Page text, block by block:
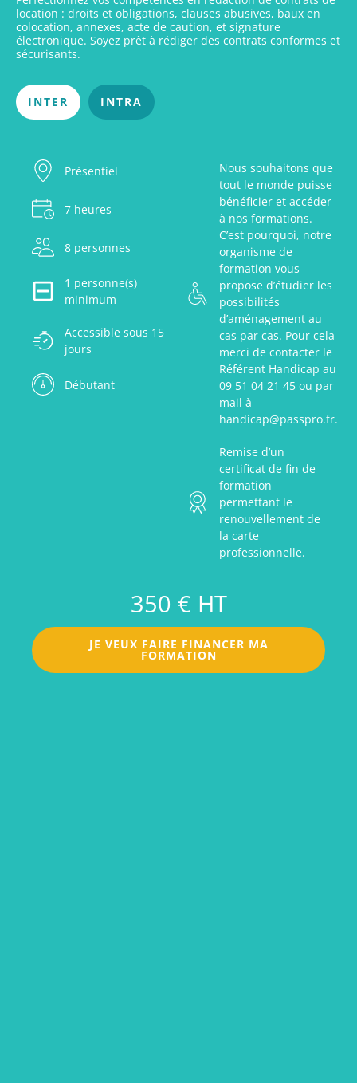
location : droits et obligations, clauses abusives, baux en
colocation, annexes, acte de caution, et signature
électronique. Soyez prêt à rédiger des contrats conformes et
sécurisants.
INTER INTRA
Présentiel
7 heures
8 personnes
1 personne(s)
minimum
Accessible sous 15
jours
Débutant
Nous souhaitons que
tout le monde puisse
bénéficier et accéder
à nos formations.
C’est pourquoi, notre
organisme de
formation vous
propose d’étudier les
possibilités
d’aménagement au
cas par cas. Pour cela
merci de contacter le
Référent Handicap au
09 51 04 21 45 ou par
mail à
handicap@passpro.fr.
Remise d’un
certificat de fin de
formation
permettant le
renouvellement de
la carte
professionnelle.
350 € HT
JE VEUX FAIRE FINANCER MA
FORMATION